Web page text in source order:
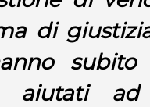
di
aiutati ad